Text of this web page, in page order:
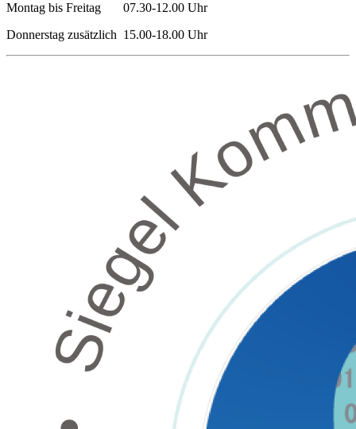
Montag bis Freitag 07.30-12.00 Uhr
Donnerstag zusätzlich 15.00-18.00 Uhr